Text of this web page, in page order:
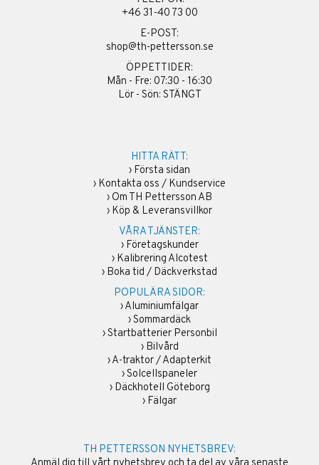
+46 31-40 73 00
E-POST:
shop@th-pettersson.se
ÖPPETTIDER:
Mån - Fre: 07:30 - 16:30
Lör - Sön: STÄNGT
HITTA RÄTT:
› Första sidan
› Kontakta oss / Kundservice
› Om TH Pettersson AB
› Köp & Leveransvillkor
VÅRA TJÄNSTER:
› Företagskunder
› Kalibrering Alcotest
› Boka tid / Däckverkstad
POPULÄRA SIDOR:
›Aluminiumfälgar
›Sommardäck
›Startbatterier Personbil
› Bilvård
›A-traktor / Adapterkit
›Solcellspaneler
› Däckhotell Göteborg
› Fälgar
TH PETTERSSON NYHETSBREV: